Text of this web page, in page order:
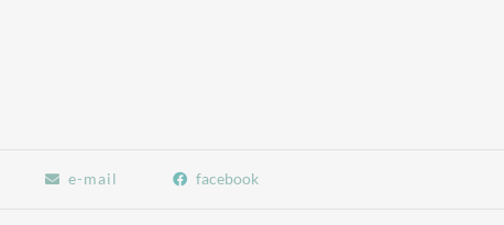
e-mail facebook